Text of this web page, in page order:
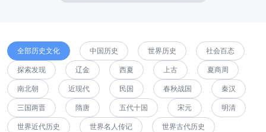
全部历史文化 中国历史 世界历史
社会百态
探索发现
辽金 西夏 上古
夏商周
南北朝
近现代 民国 春秋战国
秦汉
三国两晋
隋唐 五代十国 宋元
明清
世界近代历史
世界名人传记
世界古代历史